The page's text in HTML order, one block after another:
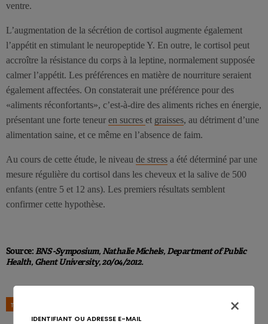
ventre.
L’augmentation de la sécrétion de cortisol augmente également
l’appétit en stimulant le neuropeptide Y. En outre, le cortisol peut
accroître la résistance du corps à la leptine, normalement supposée
calmer l’appétit. Les préférences en matière de nourriture seraient
également affectées. On constaterait une préférence pour des
«aliments réconfortants», c’est-à-dire des aliments riches en énergie,
présentant une forte teneur en sucres et graisses, au détriment d’une
alimentation saine, et ce même en l’absence de faim.
Au cours de cette étude, le niveau de stress a été déterminé par une
mesure régulière du cortisol dans les cheveux et la salive de 500
enfants (entre 5 et 12 ans). Les premiers résultats semblent
confirmer cette hypothèse.
Source:BNS -Symposium, Nathalie Michels, Department of Public
Health, Ghent University,20/04/2012.
TAGS ×
IDENTIFIANT OU ADRESSE E-MAIL